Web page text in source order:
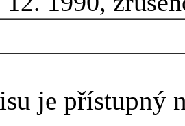
je přístupný